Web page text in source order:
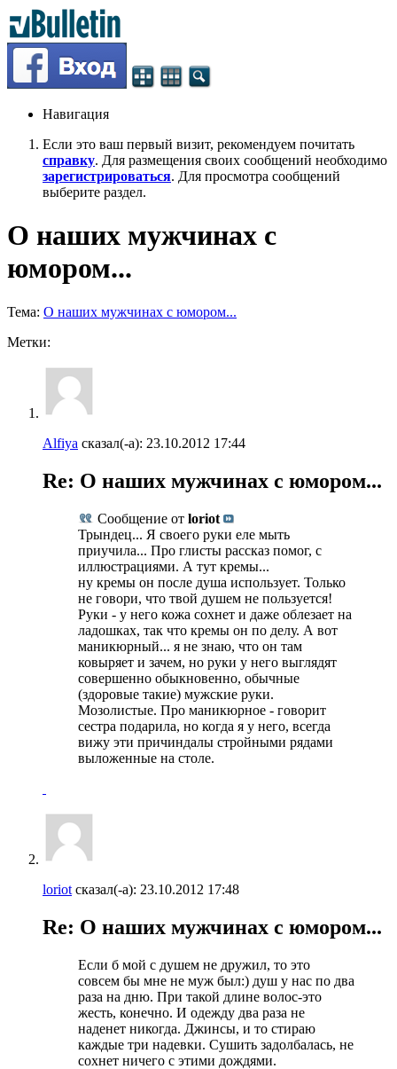
Навигация
Если это ваш первый визит, рекомендуем почитать
справку. Для размещения своих сообщений необходимо
зарегистрироваться. Для просмотра сообщений
выберите раздел.
О наших мужчинах с
юмором...
Тема: О наших мужчинах с юмором...
Метки:
Alfiya сказал(-а): 23.10.2012 17:44
Re: О наших мужчинах с юмором...
Сообщение от loriot
Трындец... Я своего руки еле мыть
приучила... Про глисты рассказ помог, с
иллюстрациями. А тут кремы...
ну кремы он после душа использует. Только
не говори, что твой душем не пользуется!
Руки - у него кожа сохнет и даже облезает на
ладошках, так что кремы он по делу. А вот
маникюрный... я не знаю, что он там
ковыряет и зачем, но руки у него выглядят
совершенно обыкновенно, обычные
(здоровые такие) мужские руки.
Мозолистые. Про маникюрное - говорит
сестра подарила, но когда я у него, всегда
вижу эти причиндалы стройными рядами
выложенные на столе.
loriot сказал(-а): 23.10.2012 17:48
Re: О наших мужчинах с юмором...
Если б мой с душем не дружил, то это
совсем бы мне не муж был:) душ у нас по два
раза на дню. При такой длине волос-это
жесть, конечно. И одежду два раза не
наденет никогда. Джинсы, и то стираю
каждые три надевки. Сушить задолбалась, не
сохнет ничего с этими дождями.